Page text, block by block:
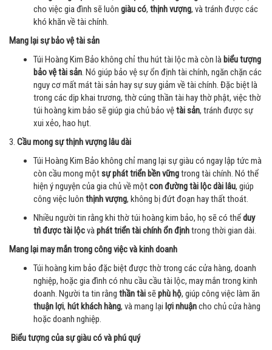
cho việc gia đình sẽ luôn giàu có, thịnh vượng, và tránh được các
khó khăn về tài chính.
Mang lại sự bảo vệ tài sản
Túi Hoàng Kim Bảo không chỉ thu hút tài lộc mà còn là biểu tượng
bảo vệ tài sản . Nó giúp bảo vệ sự ổn định tài chính, ngăn chặn các
nguy cơ mất mát tài sản hay sự suy giảm về tài chính. Đặc biệt là
trong các dịp khai trương, thờ cúng thần tài hay thờ phật, việc thờ
túi hoàng kim bảo sẽ giúp gia chủ bảo vệtài sản, tránh được sự
xui xẻo, hao hụt.
3. Cầu mong sự thịnh vượng lâu dài
Túi Hoàng Kim Bảo không chỉ mang lại sự giàu có ngay lập tức mà
còn cầu mong mộtsự phát triển bền vữngtrong tài chính. Nó thể
hiện ý nguyện của gia chủ về mộtcon đường tài lộc dài lâu, giúp
công việc luôn thịnh vượng, không bị đứt đoạn hay thất thoát.
Nhiều người tin rằng khi thờ túi hoàng kim bảo, họ sẽ có thểduy
trì được tài lộcvà phát triển tài chính ổn địnhtrong thời gian dài.
Mang lại may mắn trong công việc và kinh doanh
Túi hoàng kim bảo đặc biệt được thờ trong các cửa hàng, doanh
nghiệp, hoặc gia đình có nhu cầu cầu tài lộc, may mắn trong kinh
doanh. Người ta tin rằng thần tàisẽphù hộ, giúp công việc làm ăn
thuận lợi, hút khách hàng, và mang lại lợi nhuậncho chủ cửa hàng
hoặc doanh nghiệp.
Biểu tượng của sự giàu có và phú quý